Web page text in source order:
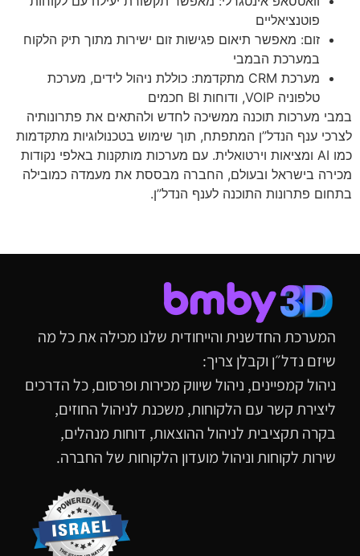
פוטנציאליים
זום: מאפשר תיאום פגישות זום ישירות מתוך תיק הלקוח
במערכת הבמבי
מערכת CRM מתקדמת: כוללת ניהול לידים, מערכת
טלפוניה VOIP, ודוחות BI חכמים
במבי מערכות תוכנה ממשיכה לחדש ולהתאים את פתרונותיה
לצרכי ענף הנדל”ן המתפתח, תוך שימוש בטכנולוגיות מתקדמות
כמו AI ומציאות וירטואלית. עם מערכות מותקנות באלפי נקודות
מכירה בישראל ובעולם, החברה מבססת את מעמדה כמובילה
בתחום פתרונות התוכנה לענף הנדל”ן.
המערכת החדשנית והייחודית שלנו מכילה את כל מה
שיזם נדל״ן וקבלן צריך:
ניהול קמפיינים, ניהול שיווק מכירות ופרסום, כל הדרכים
ליצירת קשר עם הלקוחות, משכנת לניהול החוזים,
בקרה תקציבית לניהול ההוצאות, דוחות מנהלים,
שירות לקוחות וניהול מועדון הלקוחות של החברה.